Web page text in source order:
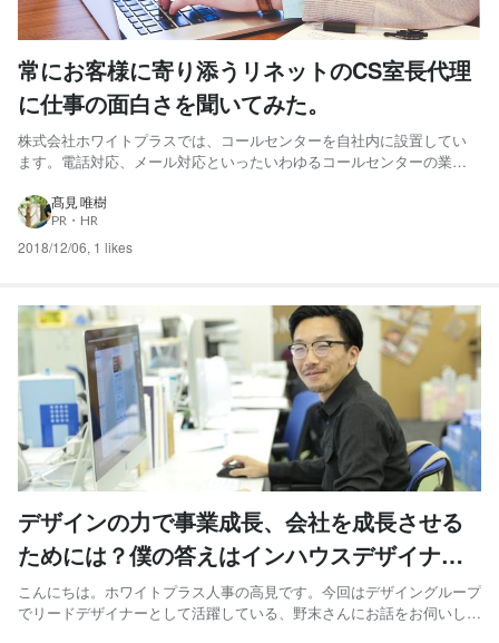
常にお客様に寄り添うリネットのCS室長代理
に仕事の面白さを聞いてみた。
株式会社ホワイトプラスでは、コールセンターを自社内に設置してい
ます。電話対応、メール対応といったいわゆるコールセンターの業務
どんなところなんでしょうか？ 今回は、リネットお客様相談室・室長
代理にお話を伺いました。 ホワイトプラスに入る前 実は、学生時...
髙見 唯樹
PR・HR
2018/12/06, 1 likes
デザインの力で事業成長、会社を成長させる
ためには？僕の答えはインハウスデザイナー
という選択だった。
こんにちは。ホワイトプラス人事の高見です。今回はデザイングループ
でリードデザイナーとして活躍している、野末さんにお話をお伺いして